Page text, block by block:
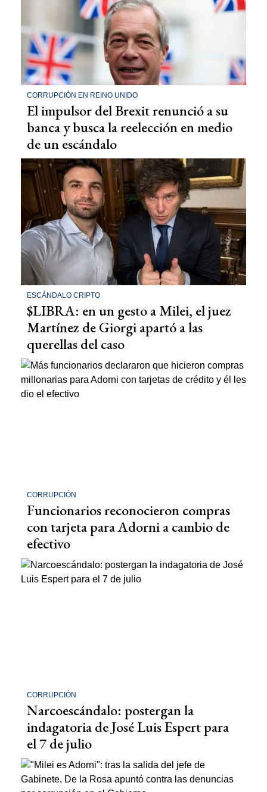
CORRUPCIÓN EN REINO UNIDO
El impulsor del Brexit renunció a su
banca y busca la reelección en medio
de un escándalo
ESCÁNDALO CRIPTO
$LIBRA: en un gesto a Milei, el juez
Martínez de Giorgi apartó a las
querellas del caso
CORRUPCIÓN
Funcionarios reconocieron compras
con tarjeta para Adorni a cambio de
efectivo
CORRUPCIÓN
Narcoescándalo: postergan la
indagatoria de José Luis Espert para
el 7 de julio